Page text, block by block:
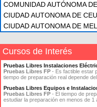
COMUNIDAD AUTÓNOMA
CIUDAD AUTONOMA DE
CIUDAD AUTONOMA DE
Cursos de Interés
Pruebas Libres Instalaciones
Pruebas Libres FP - Es factible estar
tiempo de preparación real depende
Pruebas Libres Equipos e
Pruebas Libres FP - El tiempo de
estudiar la preparación en menos de 1